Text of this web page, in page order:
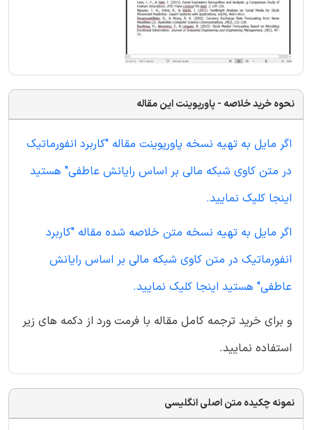
نحوه خرید خلاصه - پاورپوینت این مقاله
اگر مایل به تهیه نسخه پاورپوینت مقاله "کاربرد انفورماتیک
در متن کاوی شبکه مالی بر اساس رایانش عاطفی" هستید
اینجا کلیک نمایید.
اگر مایل به تهیه نسخه متن خلاصه شده مقاله "کاربرد
انفورماتیک در متن کاوی شبکه مالی بر اساس رایانش
عاطفی" هستید اینجا کلیک نمایید.
و برای خرید ترجمه کامل مقاله با فرمت ورد از دکمه های زیر
استفاده نمایید.
نمونه چکیده متن اصلی انگلیسی